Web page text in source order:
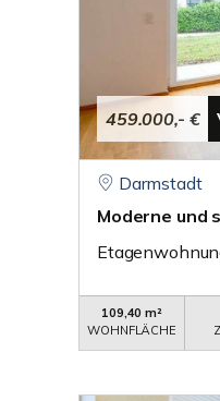
459.000,- €
Darmstadt
Moderne und
109,40 m²
WOHNFLÄCHE